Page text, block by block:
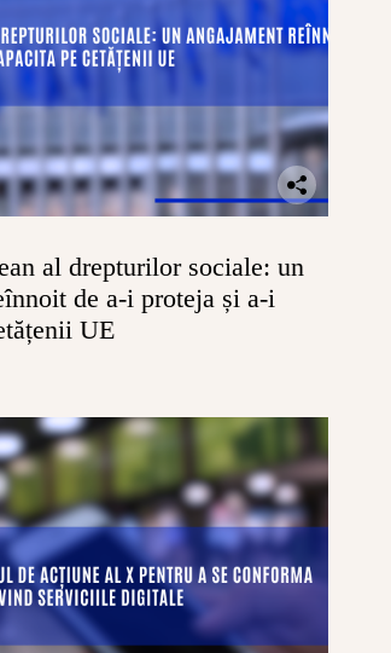
al drepturilor sociale: un
de a-i proteja și a-i
UE